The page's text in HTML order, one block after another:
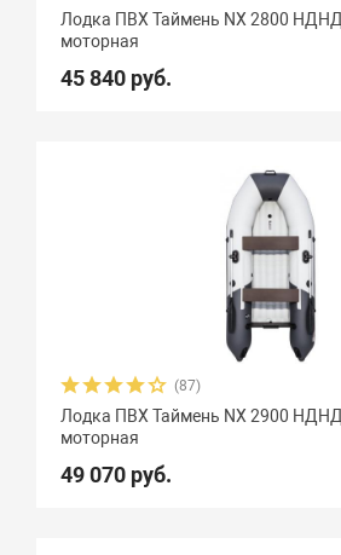
Вид транца
Крепление сидений
Количество сидений
Лодка ПВХ Таймень NX 2800 НДНД
моторная
45 840 руб.
(87)
Лодка ПВХ Таймень NX 2900 НДНД
моторная
49 070 руб.